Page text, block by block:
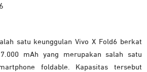
satu keunggulan Vivo X Fold6 berkat
mAh yang merupakan salah satu
foldable. Kapasitas tersebut